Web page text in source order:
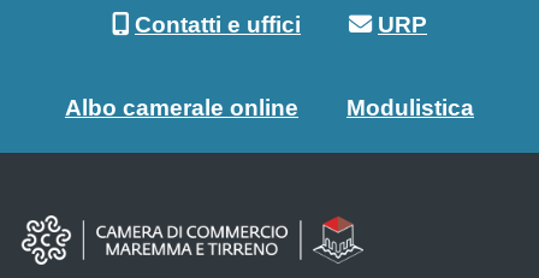
Contatti e uffici URP
Albo camerale online Modulistica